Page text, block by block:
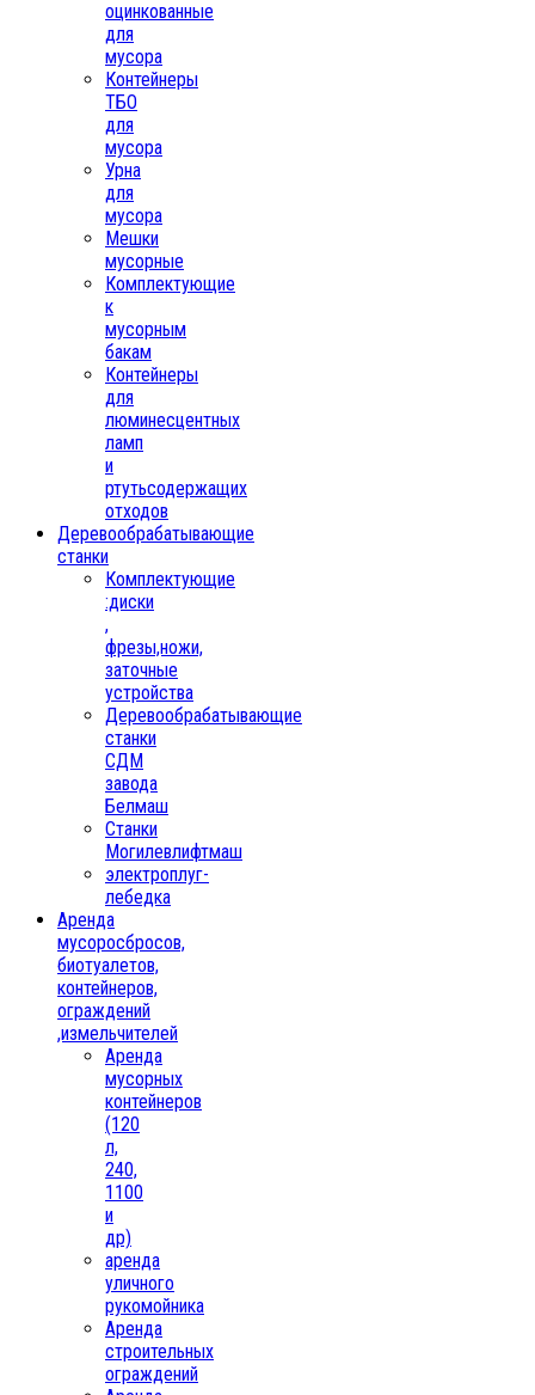
оцинкованные
для
мусора
Контейнеры
ТБО
для
мусора
Урна
для
мусора
Мешки
мусорные
Комплектующие
к
мусорным
бакам
Контейнеры
для
люминесцентных
ламп
и
ртутьсодержащих
отходов
Деревообрабатывающие
станки
Комплектующие
:диски
,
фрезы,ножи,
заточные
устройства
Деревообрабатывающие
станки
СДМ
завода
Белмаш
Станки
Могилевлифтмаш
электроплуг-
лебедка
Аренда
мусоросбросов,
биотуалетов,
контейнеров,
ограждений
,измельчителей
Аренда
мусорных
контейнеров
(120
л,
240,
1100
и
др)
аренда
уличного
рукомойника
Аренда
строительных
ограждений